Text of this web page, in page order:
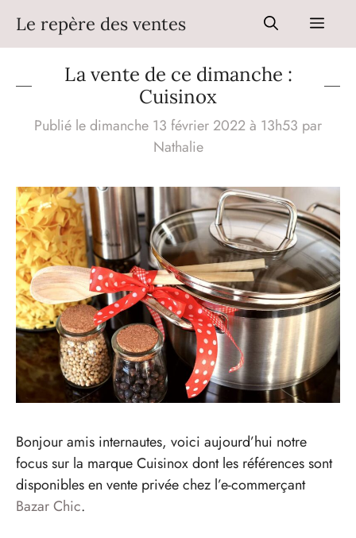
contenu
Le repère des ventes Menu
La vente de ce dimanche :
Cuisinox
Publié le dimanche 13 février 2022 à 13h53 par
Nathalie
Bonjour amis internautes, voici aujourd’hui notre
focus sur la marque Cuisinox dont les références sont
disponibles en vente privée chez l’e-commerçant
Bazar Chic.